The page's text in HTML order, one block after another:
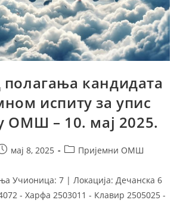
полагања кандидата
испиту за упис
ОМШ – 10. мај 2025.
мај 8, 2025 Пријемни ОМШ
Учионица: 7 | Локација: Дечанска 6
- Харфа 2503011 - Клавир 2505025 -